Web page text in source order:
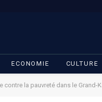
ECONOMIE CULTURE
contre la pauvreté dans le Grand-